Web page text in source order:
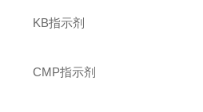
KB指示剂
CMP指示剂